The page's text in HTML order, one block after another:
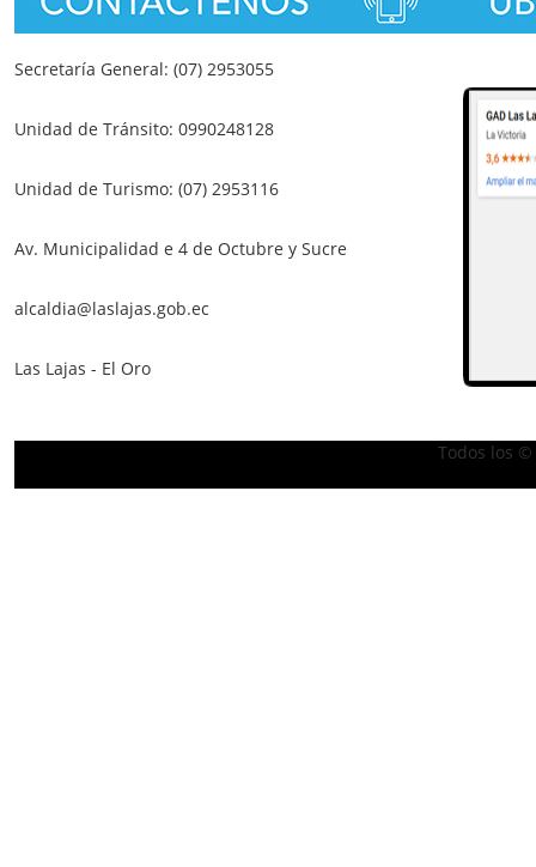
Secretaría General: (07) 2953055
Unidad de Tránsito: 0990248128
Unidad de Turismo: (07) 2953116
Av. Municipalidad e 4 de Octubre y Sucre
alcaldia@laslajas.gob.ec
Las Lajas - El Oro
Todos los ©